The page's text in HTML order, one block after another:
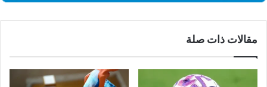
مقالات ذات صلة